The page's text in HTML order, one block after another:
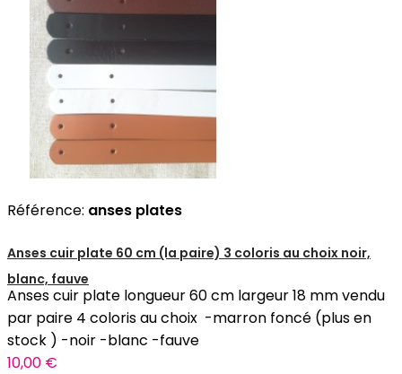
Référence: anses plates
Anses cuir plate 60 cm (la paire) 3 coloris au choix noir,
blanc, fauve
Anses cuir plate longueur 60 cm largeur 18 mm vendu
par paire 4 coloris au choix -marron foncé (plus en
stock ) -noir -blanc -fauve
10,00 €